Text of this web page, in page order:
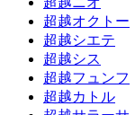
超越オクトー
超越シエテ
超越シス
超越フュンフ
超越カトル